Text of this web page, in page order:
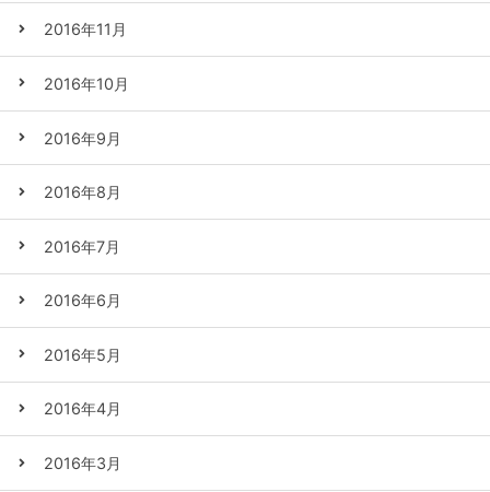
2016年11月
2016年10月
2016年9月
2016年8月
2016年7月
2016年6月
2016年5月
2016年4月
2016年3月